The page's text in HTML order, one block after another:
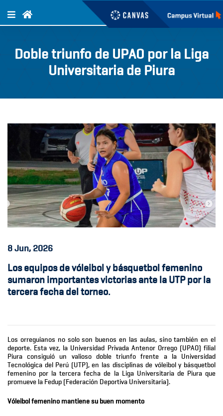
Doble triunfo de UPAO por la Liga
Universitaria de Piura
8Jun, 2026
Los equipos de vóleibol y básquetbol femenino
sumaron importantes victorias ante la UTP por la
tercera fecha del torneo.
Los orreguianos no solo son buenos en las aulas, sino también en el
deporte. Esta vez, la Universidad Privada Antenor Orrego (UPAO) filial
Piura consiguió un valioso doble triunfo frente a la Universidad
Tecnológica del Perú (UTP), en las disciplinas de vóleibol y básquetbol
femenino por la tercera fecha de la Liga Universitaria de Piura que
promueve la Fedup (Federación Deportiva Universitaria).
Vóleibol femenino mantiene su buen momento